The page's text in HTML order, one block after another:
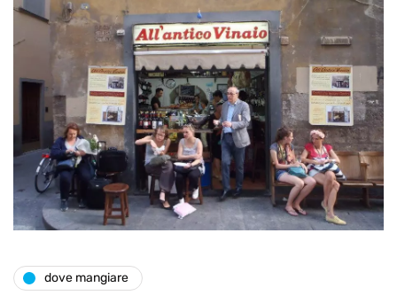
dove mangiare